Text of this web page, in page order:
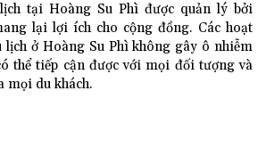
tại Hoàng Su Phì được quản lý bởi
lại lợi ích cho cộng đồng. Các hoạt
lịch ở Hoàng Su Phì không gây ô nhiễm
thể tiếp cận được với mọi đối tượng và
mọi du khách.